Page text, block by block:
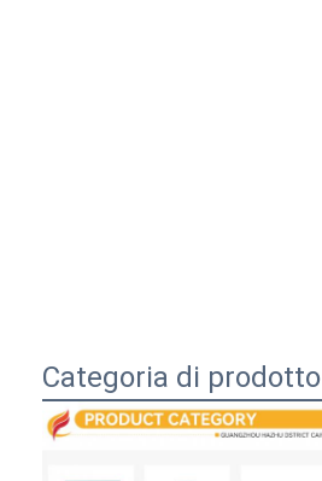
Categoria di prodotto